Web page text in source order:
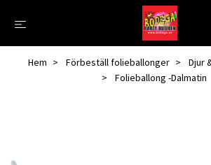
Hem Förbeställ folieballonger
Djur
Folieballong -Dalmatin